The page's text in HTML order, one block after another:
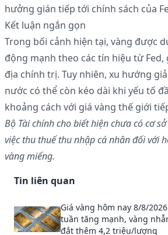
hưởng gián tiếp tới chính sách của
Kết luận ngắn gọn
Trong bối cảnh hiện tại, vàng được
động mạnh theo các tín hiệu từ Fed,
địa chính trị. Tuy nhiên, xu hướng
nước có thể còn kéo dài khi yếu tố
khoảng cách với giá vàng thế giới
Bộ Tài chính cho biết hiện chưa có cơ
việc thu thuế thu nhập cá nhân đối với
vàng miếng.
Tin liên quan
Giá vàng hôm nay 8/8/
tuần tăng mạnh, vàng
đắt thêm 4,2 triệu/lượng